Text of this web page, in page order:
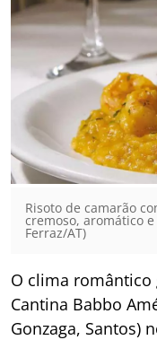
Risoto de camarão
cremoso, aromático
Ferraz/AT)
O clima romântico
Cantina Babbo
Gonzaga, Santos)